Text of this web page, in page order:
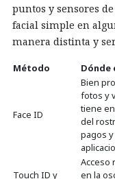
puntos y sensores
facial simple en
manera distinta y
Método Dónde
Face ID
Bien
fotos y
tiene
del
pagos y
Touch ID y
Acceso
en la